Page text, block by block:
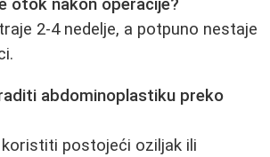
otok nakon operacije?
2-4 nedelje, a potpuno nestaje
abdominoplastiku preko
postojeći oziljak ili